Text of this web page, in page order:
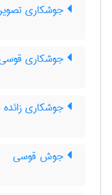
جوشکاری
جوشکاری
جوشکاری
جوش قوسی